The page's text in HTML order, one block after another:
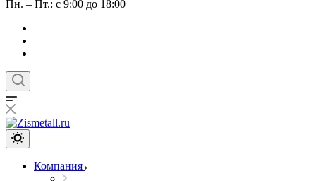
Пн. – Пт.: с 9:00 до 18:00
Компания